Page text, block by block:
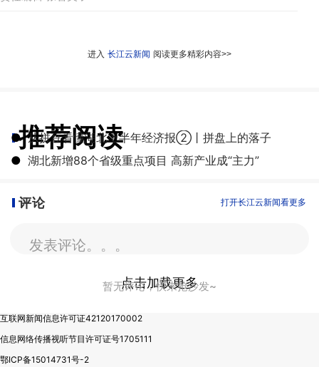
进入 长江云新闻 阅读更多精彩内容>>
推荐阅读
● 从拼豆看懂湖北上半年经济报②丨拼盘上的落子
● 湖北新增88个省级重点项目 高新产业成“主力”
评论 打开长江云新闻看更多
发表评论。。。
暂无评论，快来抢沙发~
点击加载更多
互联网新闻信息许可证42120170002
信息网络传播视听节目许可证号1705111
鄂ICP备15014731号-2